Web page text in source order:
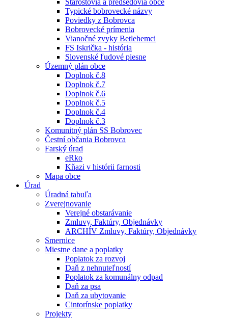
Starostovia a predsedovia obce
Typické bobrovecké názvy
Poviedky z Bobrovca
Bobrovecké prímenia
Vianočné zvyky Betlehemci
FS Iskrička - história
Slovenské ľudové piesne
Územný plán obce
Doplnok č.8
Doplnok č.7
Doplnok č.6
Doplnok č.5
Doplnok č.4
Doplnok č.3
Komunitný plán SS Bobrovec
Čestní občania Bobrovca
Farský úrad
eRko
Kňazi v histórii farnosti
Mapa obce
Úrad
Úradná tabuľa
Zverejnovanie
Verejné obstarávanie
Zmluvy, Faktúry, Objednávky
ARCHÍV Zmluvy, Faktúry, Objednávky
Smernice
Miestne dane a poplatky
Poplatok za rozvoj
Daň z nehnuteľností
Poplatok za komunálny odpad
Daň za psa
Daň za ubytovanie
Cintorínske poplatky
Projekty